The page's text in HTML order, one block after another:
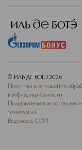
© ИЛЬ ДЕ БОТЭ 2026
Политика в отношении
конфиденциальности
Пользовательское
технологий
Ведомость СОУТ